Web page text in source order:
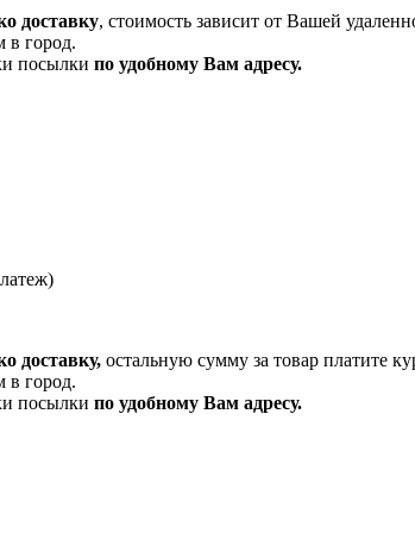
доставку, стоимость зависит от Вашей
в город.
посылки по удобному Вам адресу.
доставку, остальную сумму за товар платите
в город.
посылки по удобному Вам адресу.